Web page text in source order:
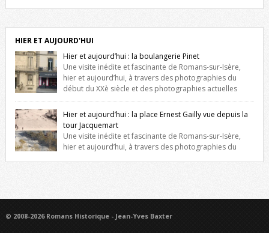
l’histoire de la redécouverte de vestiges du couvent des Capucins !
Petit retour sur l’histoire […]
HIER ET AUJOURD'HUI
Hier et aujourd’hui : la boulangerie Pinet
Une visite inédite et fascinante de Romans-sur-Isère,
hier et aujourd’hui, à travers des photographies du
début du XXè siècle et des photographies actuelles
prises exactement dans le même cadre ! A l’angle de la place Jean
Jaurès et de l’avenue Victor Hugo (à côté d’Intermarché), à Romans. La
boulangerie Jules Pinet est inscrite dans le […]
Hier et aujourd’hui : la place Ernest Gailly vue depuis la
tour Jacquemart
Une visite inédite et fascinante de Romans-sur-Isère,
hier et aujourd’hui, à travers des photographies du
© 2008-2026 Romans Historique - Jean-Yves Baxter